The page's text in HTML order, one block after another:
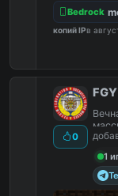
Bedrock
копий IPв
0
FGY
1